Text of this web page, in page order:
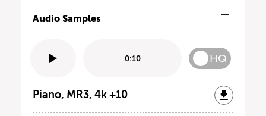
Audio Samples
0:10 HQ
Piano, MR3, 4k +10